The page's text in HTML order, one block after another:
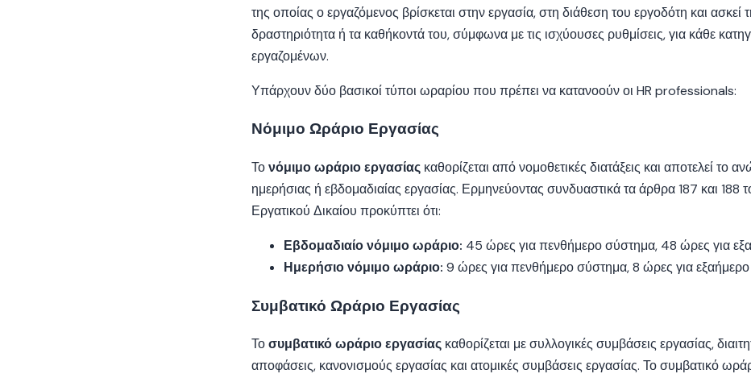
της οποίας ο εργαζόμενος βρίσκεται στην εργασία, στη διάθεση του εργοδότη και ασκεί
δραστηριότητα ή τα καθήκοντά του, σύμφωνα με τις ισχύουσες ρυθμίσεις, για κάθε
εργαζομένων.
Υπάρχουν δύο βασικοί τύποι ωραρίου που πρέπει να κατανοούν οι HR professionals:
Νόμιμο Ωράριο Εργασίας
Τονόμιμο ωράριο εργασίας καθορίζεται από νομοθετικές διατάξεις και αποτελεί το
ημερήσιας ή εβδομαδιαίας εργασίας. Ερμηνεύοντας συνδυαστικά τα άρθρα 187 και 188
Εργατικού Δικαίου προκύπτει ότι:
Εβδομαδιαίο νόμιμο ωράριο: 45 ώρες για πενθήμερο σύστημα, 48 ώρες για
Ημερήσιο νόμιμο ωράριο: 9 ώρες για πενθήμερο σύστημα, 8 ώρες για εξαήμερο
Συμβατικό Ωράριο Εργασίας
Τοσυμβατικό ωράριο εργασίας καθορίζεται με συλλογικές συμβάσεις εργασίας,
αποφάσεις, κανονισμούς εργασίας και ατομικές συμβάσεις εργασίας. Το συμβατικό